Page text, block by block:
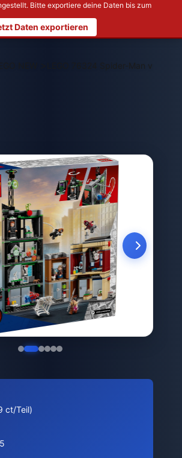
Bitte exportiere deine Daten bis zum
Daten exportieren
LEGO 76324 Spider-Man vs.
ct/Teil)